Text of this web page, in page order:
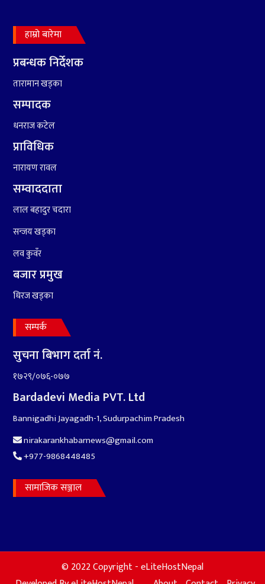
आर्थिक बर्ष २०७८÷२०७९ मा
आर्थिक बुद्धि दर ६.५ हुन सक्दैन ।
हाम्रो बारेमा
प्रबन्धक निर्देशक
तारामान खड्का
सम्पादक
धनराज कटेल
प्राविधिक
नारायण रावल
सम्वाददाता
लाल बहादुर चदारा
सन्जय खड्का
लव कुवँर
बजार प्रमुख
धिरज खड्का
सम्पर्क
सुचना बिभाग दर्ता नं.
१७२९/०७६-०७७
Bardadevi Media PVT. Ltd
Bannigadhi Jayagadh-1, Sudurpachim Pradesh
nirakarankhabarnews@gmail.com
+977-9868448485
सामाजिक सञ्जाल
© 2022 Copyright - eLiteHostNepal